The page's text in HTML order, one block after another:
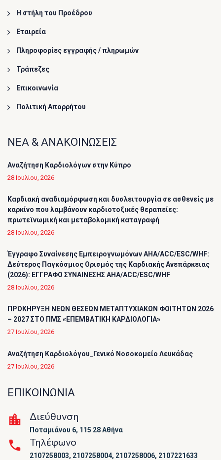
Η στήλη του Προέδρου
Εταιρεία
Πληροφορίες εγγραφής / πληρωμών
Τράπεζες
Επικοινωνία
Πολιτική Απορρήτου
ΝΕΑ & ΑΝΑΚΟΙΝΩΣΕΙΣ
Αναζήτηση Καρδιολόγων στην Κύπρο
28 Ιουλίου, 2026
Καρδιακή αναδιαμόρφωση και δυσλειτουργία σε ασθενείς με
καρκίνο που λαμβάνουν καρδιοτοξικές θεραπείες:
πρωτεϊνωμική και μεταβολομική καταγραφή
28 Ιουλίου, 2026
Έγγραφο Συναίνεσης Εμπειρογνωμόνων AHA/ACC/ESC/WHF:
Δεύτερος Παγκόσμιος Ορισμός της Καρδιακής Ανεπάρκειας
(2026): ΕΓΓΡΑΦΟ ΣΥΝΑΙΝΕΣΗΣ AHA/ACC/ESC/WHF
28 Ιουλίου, 2026
ΠΡΟΚΗΡΥΞΗ ΝΕΩΝ ΘΕΣΕΩΝ ΜΕΤΑΠΤΥΧΙΑΚΩΝ ΦΟΙΤΗΤΩΝ 2026
– 2027 ΣΤΟ ΠΜΣ «ΕΠΕΜΒΑΤΙΚΗ ΚΑΡΔΙΟΛΟΓΙΑ»
27 Ιουλίου, 2026
Αναζήτηση Καρδιολόγου_Γενικό Νοσοκομείο Λευκάδας
27 Ιουλίου, 2026
ΕΠΙΚΟΙΝΩΝΙΑ
Διεύθυνση
Ποταμιάνου 6, 115 28 Αθήνα
Τηλέφωνο
2107258003, 2107258004, 2107258006, 2107221633